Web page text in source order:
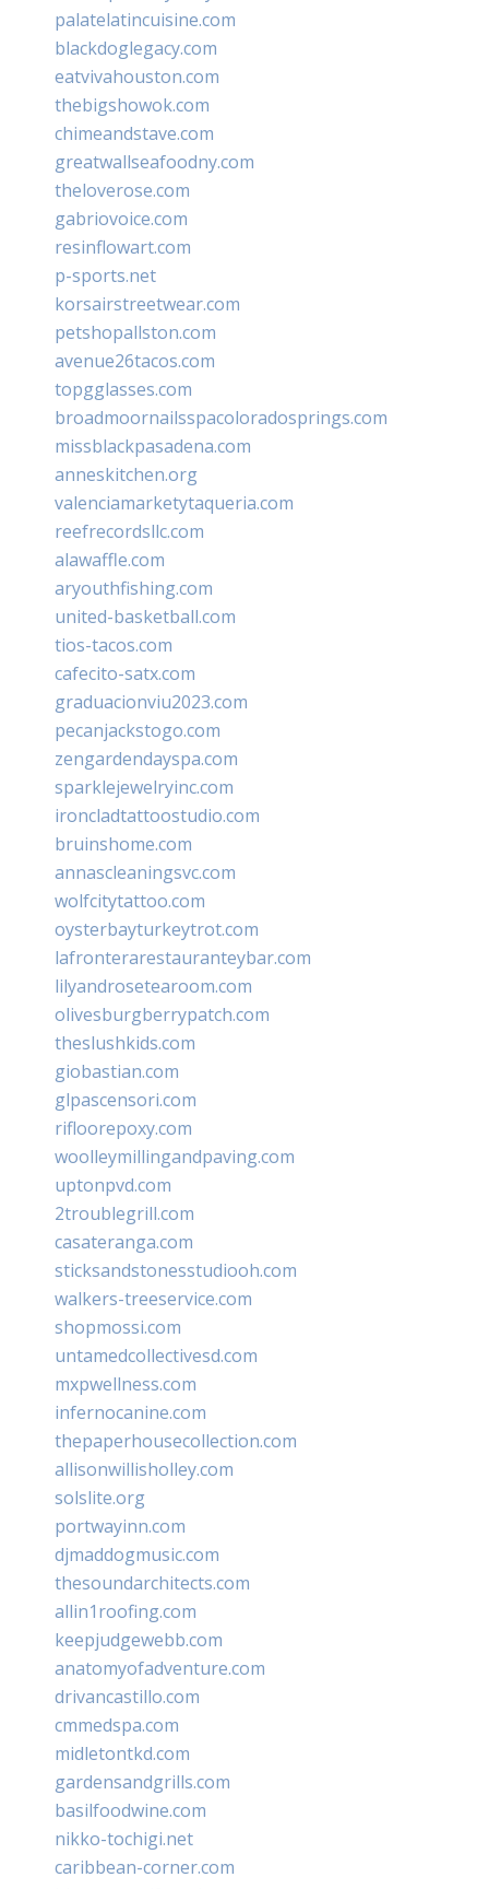
palatelatincuisine.com
blackdoglegacy.com
eatvivahouston.com
thebigshowok.com
chimeandstave.com
greatwallseafoodny.com
theloverose.com
gabriovoice.com
resinflowart.com
p-sports.net
korsairstreetwear.com
petshopallston.com
avenue26tacos.com
topgglasses.com
broadmoornailsspacoloradosprings.com
missblackpasadena.com
anneskitchen.org
valenciamarketytaqueria.com
reefrecordsllc.com
alawaffle.com
aryouthfishing.com
united-basketball.com
tios-tacos.com
cafecito-satx.com
graduacionviu2023.com
pecanjackstogo.com
zengardendayspa.com
sparklejewelryinc.com
ironcladtattoostudio.com
bruinshome.com
annascleaningsvc.com
wolfcitytattoo.com
oysterbayturkeytrot.com
lafronterarestauranteybar.com
lilyandrosetearoom.com
olivesburgberrypatch.com
theslushkids.com
giobastian.com
glpascensori.com
rifloorepoxy.com
woolleymillingandpaving.com
uptonpvd.com
2troublegrill.com
casateranga.com
sticksandstonesstudiooh.com
walkers-treeservice.com
shopmossi.com
untamedcollectivesd.com
mxpwellness.com
infernocanine.com
thepaperhousecollection.com
allisonwillisholley.com
solslite.org
portwayinn.com
djmaddogmusic.com
thesoundarchitects.com
allin1roofing.com
keepjudgewebb.com
anatomyofadventure.com
drivancastillo.com
cmmedspa.com
midletontkd.com
gardensandgrills.com
basilfoodwine.com
nikko-tochigi.net
caribbean-corner.com